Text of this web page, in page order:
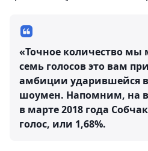
«Точное количество мы
семь голосов это вам
амбиции ударившейся в
шоумен. Напомним, на
в марте 2018 года
голос, или 1,68%.